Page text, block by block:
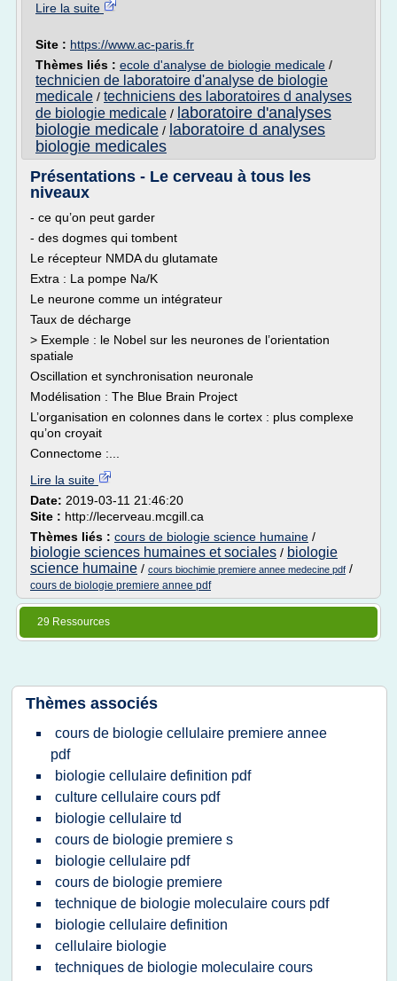
Lire la suite
Site : https://www.ac-paris.fr
Thèmes liés : ecole d'analyse de biologie medicale /
technicien de laboratoire d'analyse de biologie
medicale / techniciens des laboratoires d analyses
de biologie medicale / laboratoire d'analyses
biologie medicale / laboratoire d analyses
biologie medicales
Présentations - Le cerveau à tous les
niveaux
- ce qu’on peut garder
- des dogmes qui tombent
Le récepteur NMDA du glutamate
Extra : La pompe Na/K
Le neurone comme un intégrateur
Taux de décharge
> Exemple : le Nobel sur les neurones de l’orientation
spatiale
Oscillation et synchronisation neuronale
Modélisation : The Blue Brain Project
L’organisation en colonnes dans le cortex : plus complexe
qu’on croyait
Connectome :...
Lire la suite
Date: 2019-03-11 21:46:20
Site : http://lecerveau.mcgill.ca
Thèmes liés : cours de biologie science humaine /
biologie sciences humaines et sociales / biologie
science humaine / cours biochimie premiere annee medecine pdf /
cours de biologie premiere annee pdf
29 Ressources
Thèmes associés
cours de biologie cellulaire premiere annee
pdf
biologie cellulaire definition pdf
culture cellulaire cours pdf
biologie cellulaire td
cours de biologie premiere s
biologie cellulaire pdf
cours de biologie premiere
technique de biologie moleculaire cours pdf
biologie cellulaire definition
cellulaire biologie
techniques de biologie moleculaire cours